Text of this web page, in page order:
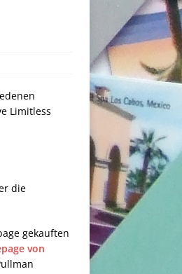
Limitless
die
gekauften
von